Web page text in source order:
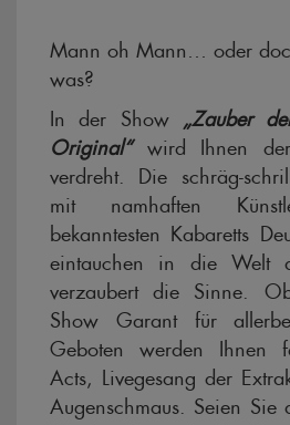
Mann oh Mann… oder
was?
In der Show „Zauber
Original“wird Ihnen der
verdreht. Die schräg-
mit namhaften
bekanntesten Kabaretts
eintauchen in die Welt
verzaubert die Sinne.
Show Garant für
Geboten werden Ihnen
Acts, Livegesang der
Augenschmaus. Seien Sie